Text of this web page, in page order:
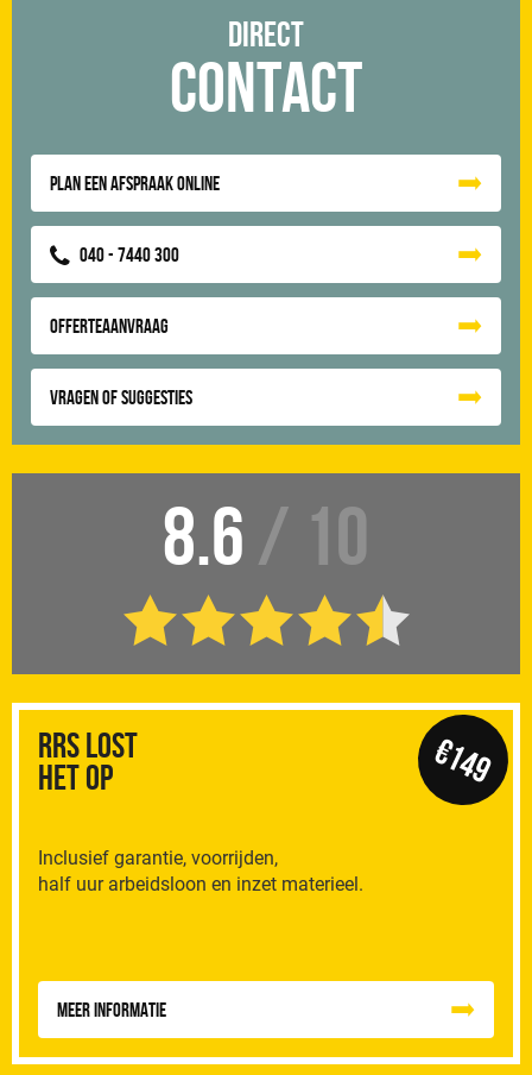
Direct
Contact
Plan een afspraak online
040 - 7440 300
Offerteaanvraag
Vragen of suggesties
8.6 / 10
RRS Lost
het op
Inclusief garantie, voorrijden,
half uur arbeidsloon en inzet materieel.
€149
Meer informatie